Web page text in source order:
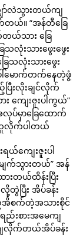
ော်လဲသွားတယ်ကျ
ယ်။ “အန်တီခြေ
ယ်သား ခြေ
လုံးသားဖွေးဖွေး
သလုံးသားဖွေး
ေါ်မောက်တက်နေတဲ့ဖွံ့
ြီးလိုးချင်လိုက်
ကျေးဇူးပါကွယ်”
ပ်မှာခြေထောက်
ထူလိုက်ပါတယ်
ယ်ကျေးဇူးပါ
ျက်သွားတယ်” အန်
တယ်ထိန်းပြီး
ြီး အိပ်ခန်း
အိစက်တဲ့အသားစိုင်
းစားအမေကျ
ျလိုက်တယ်အိပ်ခန်း